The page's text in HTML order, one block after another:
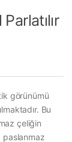
görünümü
Bu
çeliğin
paslanmaz